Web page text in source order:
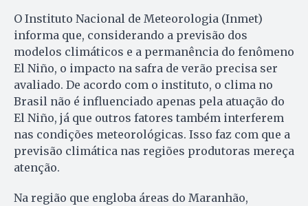
O Instituto Nacional de Meteorologia (Inmet)
informa que, considerando a previsão dos
modelos climáticos e a permanência do fenômeno
El Niño, o impacto na safra de verão precisa ser
avaliado. De acordo com o instituto, o clima no
Brasil não é influenciado apenas pela atuação do
El Niño, já que outros fatores também interferem
nas condições meteorológicas. Isso faz com que a
previsão climática nas regiões produtoras mereça
atenção.
Na região que engloba áreas do Maranhão,